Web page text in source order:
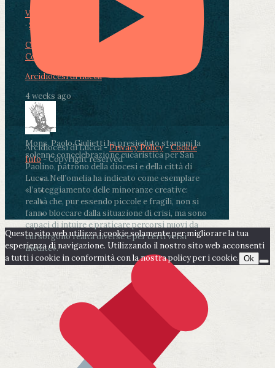
View on Facebook
· Share
Condividi su Facebook
Condividi su LinkedIn
Arcidiocesi di Lucca
4 weeks ago
Mons. Paolo Giulietti ha presieduto stamani la
solenne concelebrazione eucaristica per San
Paolino, patrono della diocesi e della città di
Lucca.Nell’omelia ha indicato come esemplare
«l’atteggiamento delle minoranze creative:
realtà che, pur essendo piccole e fragili, non si
fanno bloccare dalla situazione di crisi, ma sono
capaci di intuire e praticare percorsi nuovi da
cui sorgono realtà diverse e per certi versi
inedite».
Arcidiocesi di Lucca -Privacy Policy-Cookie
Info- Copyright reserved
Questo sito web utilizza i cookie solamente per migliorare la tua
esperienza di navigazione. Utilizzando il nostro sito web acconsenti
a tutti i cookie in conformità con la nostra policy per i cookie. Ok